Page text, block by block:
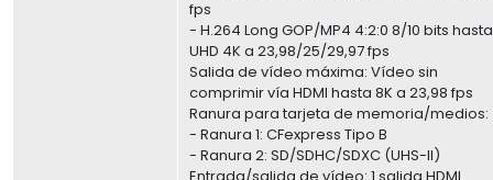
fps
- H.264 Long GOP/MP4 4:2:0 8/10 bits hasta
UHD 4K a 23,98/25/29,97 fps
Salida de vídeo máxima: Vídeo sin
comprimir vía HDMI hasta 8K a 23,98 fps
Ranura para tarjeta de memoria/medios:
- Ranura 1: CFexpress Tipo B
- Ranura 2: SD/SDHC/SDXC (UHS-II)
Entrada/salida de vídeo: 1 salida HDMI